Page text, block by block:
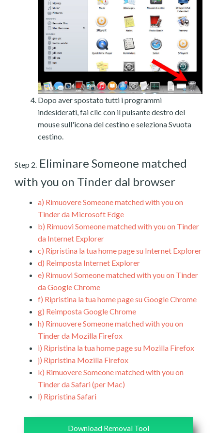
Dopo aver spostato tutti i programmi
indesiderati, fai clic con il pulsante destro del
mouse sull'icona del cestino e seleziona Svuota
cestino.
Step 2. Eliminare Someone matched
with you on Tinder dal browser
a) Rimuovere Someone matched with you on
Tinder da Microsoft Edge
b) Rimuovi Someone matched with you on Tinder
da Internet Explorer
c) Ripristina la tua home page su Internet Explorer
d) Reimposta Internet Explorer
e) Rimuovi Someone matched with you on Tinder
da Google Chrome
f) Ripristina la tua home page su Google Chrome
g) Reimposta Google Chrome
h) Rimuovere Someone matched with you on
Tinder da Mozilla Firefox
i) Ripristina la tua home page su Mozilla Firefox
j) Ripristina Mozilla Firefox
k) Rimuovere Someone matched with you on
Tinder da Safari (per Mac)
l) Ripristina Safari
Download Removal Tool